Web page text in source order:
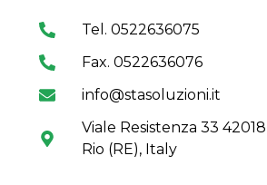
Tel. 0522636075
Fax. 0522636076
info@stasoluzioni.it
Viale Resistenza 33
Rio (RE), Italy